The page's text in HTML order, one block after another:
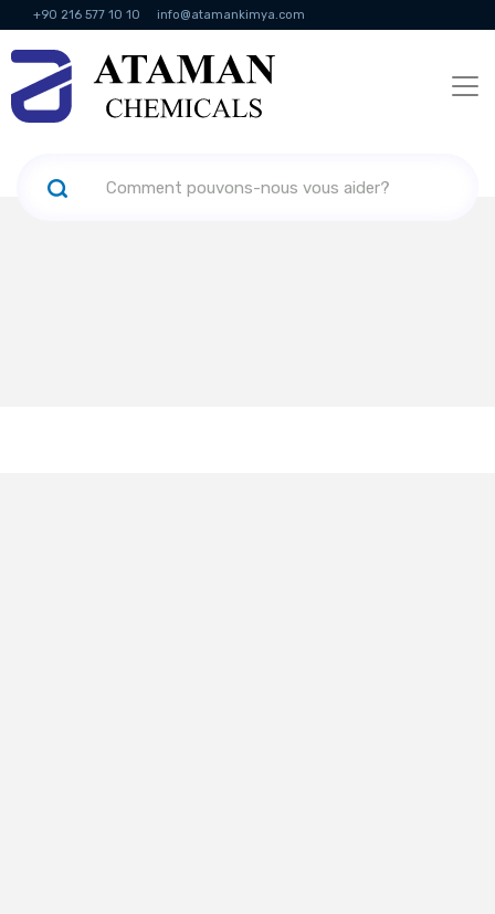
+90 216 577 10 10 info@atamankimya.com
KVKK Politikası Services de la société de l'information
humaines